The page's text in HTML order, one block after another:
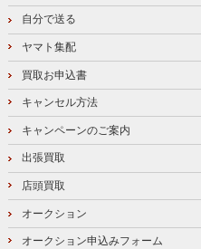
自分で送る
ヤマト集配
買取お申込書
キャンセル方法
キャンペーンのご案内
出張買取
店頭買取
オークション
オークション申込みフォーム